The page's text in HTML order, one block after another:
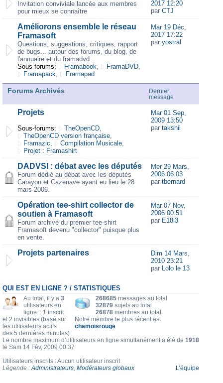
Invitation conviviale lancée aux membres
pour mieux se connaître
2017 12:20
par CTJ
Améliorons ensemble le réseau
Framasoft
Questions, suggestions, critiques, rapport
de bugs... autour des forums, du blog, de
l'annuaire et du framadvd
Sous-forums:
Framabook, FramaDVD,
Framapack, Framapad
Mar 19 Déc,
2017 17:22
par yostral
Forums Archivés
Dernier
message
Projets
Sous-forums: TheOpenCD,
TheOpenCD version française,
Framazic, Compilation Musicale,
Projet : Framashirt
Mar 01 Sep,
2009 13:50
par takshil
DADVSI : débat avec les députés
Forum dédié au débat avec les députés
Carayon et Cazenave ayant eu lieu le 28
mars 2006.
Mer 29 Mars,
2006 06:03
par tbernard
Opération tee-shirt collector de
soutien à Framasoft
Forum archivé du premier tee-shirt
Framasoft devenu "collector" puisque plus
en vente.
Mar 07 Nov,
2006 00:51
par E18i3
Projets partenaires
Dim 14 Mars,
2010 23:21
par Lolo le 13
QUI EST EN LIGNE ? / STATISTIQUES
268685 messages au total
32879 sujets au total
26878 membres au total
Notre membre le plus récent est
chamoisrouge
Au total, il y a 3
utilisateurs en
ligne :: 1 inscrit
et 2 invisibles (basé sur
les utilisateurs actifs
des 5 dernières minutes)
Le nombre maximum d’utilisateurs en ligne simultanément a été de 1918
le Sam 14 Fév, 2009 00:37
Utilisateurs inscrits : Aucun utilisateur inscrit
Légende :Administrateurs, Modérateurs globaux L’équipe